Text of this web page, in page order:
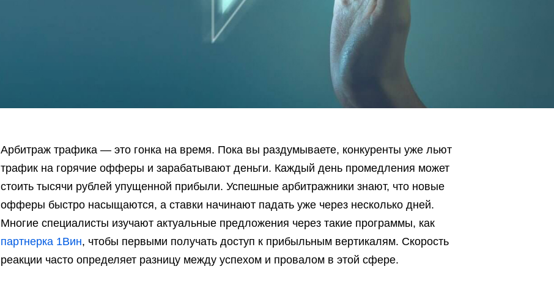
Арбитраж трафика — это гонка на время. Пока вы раздумываете, конкуренты уже льют
трафик на горячие офферы и зарабатывают деньги. Каждый день промедления может
стоить тысячи рублей упущенной прибыли. Успешные арбитражники знают, что новые
офферы быстро насыщаются, а ставки начинают падать уже через несколько дней.
Многие специалисты изучают актуальные предложения через такие программы, как
партнерка 1Вин, чтобы первыми получать доступ к прибыльным вертикалям. Скорость
реакции часто определяет разницу между успехом и провалом в этой сфере.